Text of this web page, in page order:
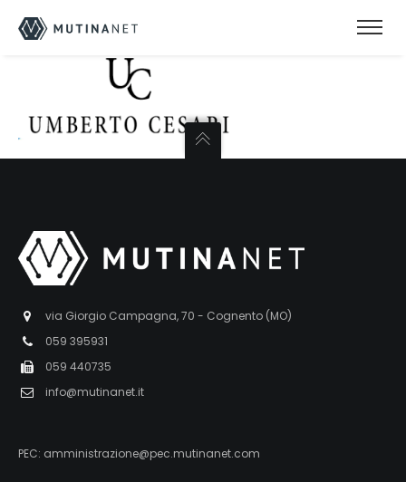
via Giorgio Campagna, 70 - Cognento (MO)
059 395931
059 440735
info@mutinanet.it
PEC: amministrazione@pec.mutinanet.com